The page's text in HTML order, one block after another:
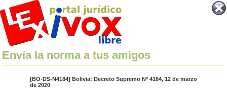
Envía la norma a tus amigos
[BO-DS-N4184] Bolivia: Decreto Supremo Nº 4184, 12 de marzo
de 2020